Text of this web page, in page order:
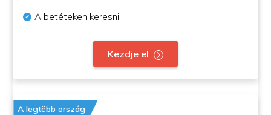
A betéteken keresni
Kezdje el
A legtöbb ország